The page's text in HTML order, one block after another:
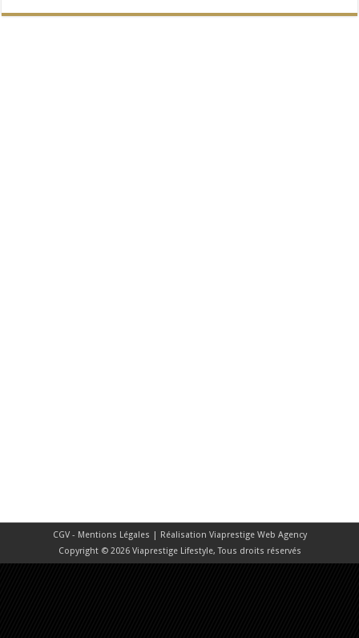
CGV - Mentions Légales | Réalisation Viaprestige Web Agency
Copyright © 2026 Viaprestige Lifestyle, Tous droits réservés